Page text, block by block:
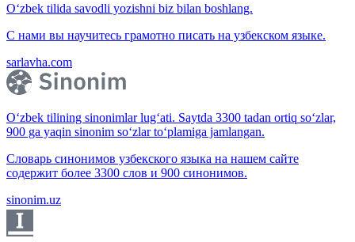
O‘zbek tilida savodli yozishni biz bilan boshlang.
С нами вы научитесь грамотно писать на узбекском языке.
sarlavha.com
O‘zbek tilining sinonimlar lug‘ati. Saytda 3300 tadan ortiq so‘zlar,
900 ga yaqin sinonim so‘zlar to‘plamiga jamlangan.
Словарь синонимов узбекского языка на нашем сайте
содержит более 3300 слов и 900 синонимов.
sinonim.uz